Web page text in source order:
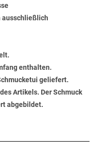
ausschließlich
enthalten.
geliefert.
Artikels. Der Schmuck
abgebildet.